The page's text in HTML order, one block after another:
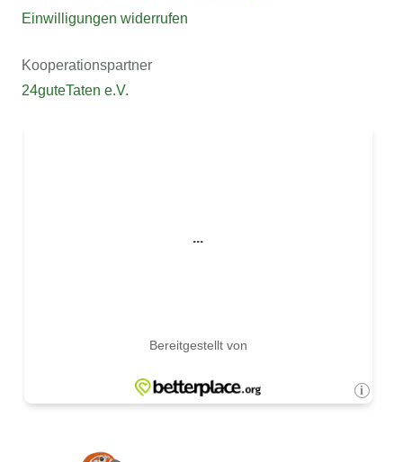
Einwilligungen widerrufen
Kooperationspartner
24guteTaten e.V.